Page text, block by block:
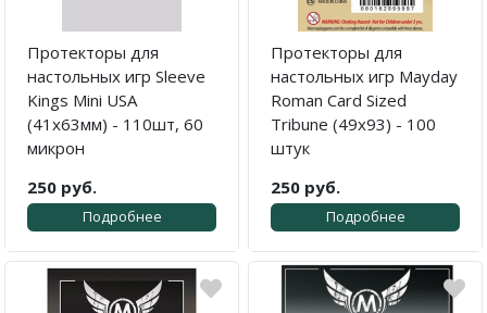
Протекторы для
настольных игр Sleeve
Kings Mini USA
(41x63мм) - 110шт, 60
микрон
250 руб.
Подробнее
Протекторы для
настольных игр Mayday
Roman Card Sized
Tribune (49x93) - 100
штук
250 руб.
Подробнее